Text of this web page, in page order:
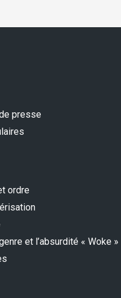
presse
ordre
et l’absurdité « Woke »